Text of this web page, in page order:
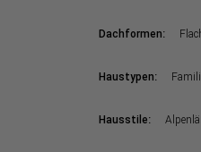
Dachformen:
Haustypen:
Hausstile: